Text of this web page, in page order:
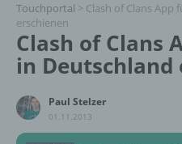
Touchportal > Clash of Clans App
erschienen
Clash of Clans
in Deutschland
Paul Stelzer
01.11.2013